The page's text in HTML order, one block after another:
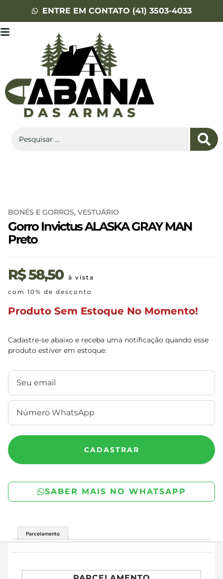
ENTRE EM CONTATO (41) 3503-4033
BONÉS E GORROS, VESTUÁRIO
Gorro Invictus ALASKA GRAY MAN
Preto
R$58,50
à vista
com 10% de desconto
Produto Sem Estoque No Momento!
Cadastre-se abaixo e receba uma notificação quando esse
produto estiver em estoque:
CADASTRAR
SABER MAIS NO WHATSAPP
Parcelamento